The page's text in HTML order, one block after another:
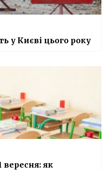
у Києві цього року
вересня: як